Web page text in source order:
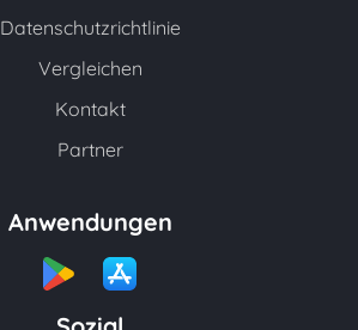
Datenschutzrichtlinie
Vergleichen
Kontakt
Partner
Anwendungen